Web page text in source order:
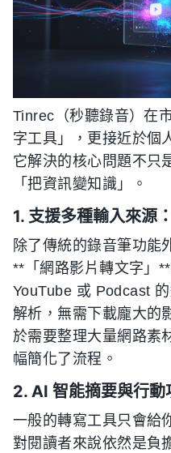
Tinrec（秒聽錄音）在
字工具」，更接近於個
它解決的核心問題不只
「把資訊變知識」。
1. 支援多種輸入來源
除了傳統的錄音筆功能
**「網路影片轉文字」
YouTube 或 Podcast
解析，無需下載龐大的
於需要整理大量網路素
幅簡化了流程。
2. AI 智能摘要與行動
一般的轉寫工具只會給
對閱讀者來說依然是負